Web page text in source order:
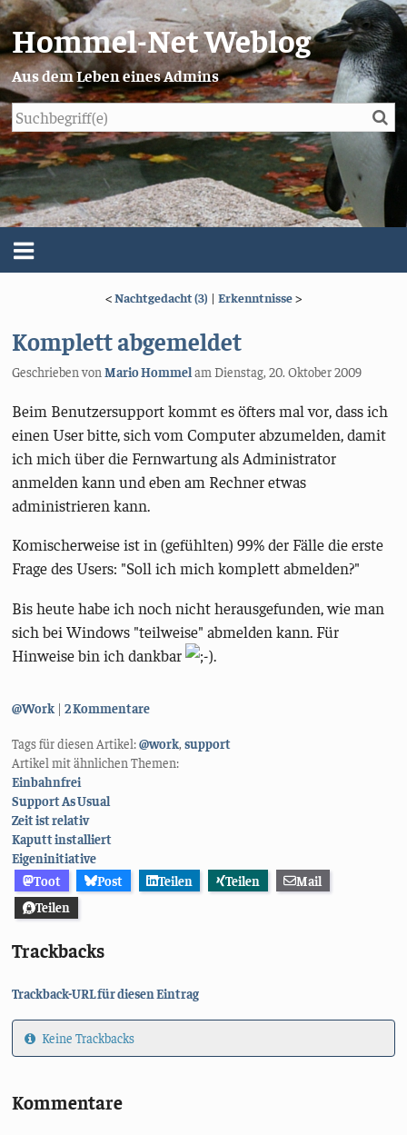
Hommel-Net Weblog
Aus dem Leben eines Admins
Impressum/Datenschutz
<Nachtgedacht (3) | Erkenntnisse>
Komplett abgemeldet
Geschrieben vonMario HommelamDienstag, 20. Oktober 2009
Beim Benutzersupport kommt es öfters mal vor, dass ich
einen User bitte, sich vom Computer abzumelden, damit
ich mich über die Fernwartung als Administrator
anmelden kann und eben am Rechner etwas
administrieren kann.
Komischerweise ist in (gefühlten) 99% der Fälle die erste
Frage des Users: "Soll ich mich komplett abmelden?"
Bis heute habe ich noch nicht herausgefunden, wie man
sich bei Windows "teilweise" abmelden kann. Für
Hinweise bin ich dankbar
.
Kategorien:
@Work 2 Kommentare
Tags für diesen Artikel:@work ,support
Artikel mit ähnlichen Themen:
Einbahnfrei
Support As Usual
Zeit ist relativ
Kaputt installiert
Eigeninitiative
Toot
Post Teilen Teilen
Mail
Teilen
Trackbacks
Trackback-URL für diesen Eintrag
Keine Trackbacks
Kommentare